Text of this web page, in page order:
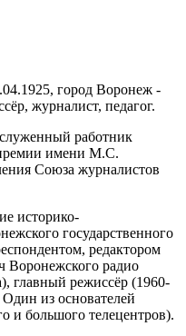
город Воронеж -
журналист, педагог.
работник
имени М.С.
Союза журналистов
историко-
государственного
редактором
Воронежского радио
главный режиссёр (1960-
из основателей
и большого телецентров).